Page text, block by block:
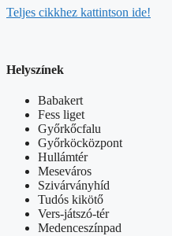
Teljes cikkhez kattintson ide!
Helyszínek
Babakert
Fess liget
Győrkőcfalu
Győrköcközpont
Hullámtér
Meseváros
Szivárványhíd
Tudós kikötő
Vers-játszó-tér
Medenceszínpad